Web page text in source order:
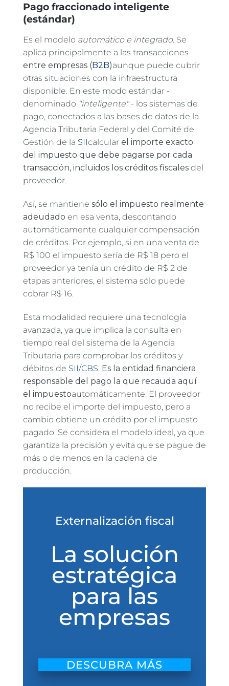
Pago fraccionado inteligente
(estándar)
Es el modelo automático e integrado. Se
aplica principalmente a las transacciones
entre empresas (B2B)aunque puede cubrir
otras situaciones con la infraestructura
disponible. En este modo estándar -
denominado "inteligente"- los sistemas de
pago, conectados a las bases de datos de la
Agencia Tributaria Federal y del Comité de
Gestión de la SIIcalcular el importe exacto
del impuesto que debe pagarse por cada
transacción, incluidos los créditos fiscales del
proveedor.
Así, se mantiene sólo el impuesto realmente
adeudado en esa venta, descontando
automáticamente cualquier compensación
de créditos. Por ejemplo, si en una venta de
R$ 100 el impuesto sería de R$ 18 pero el
proveedor ya tenía un crédito de R$ 2 de
etapas anteriores, el sistema sólo puede
cobrar R$ 16.
Esta modalidad requiere una tecnología
avanzada, ya que implica la consulta en
tiempo real del sistema de la Agencia
Tributaria para comprobar los créditos y
débitos de SII/CBS. Es la entidad financiera
responsable del pago la que recauda aquí
el impuestoautomáticamente. El proveedor
no recibe el importe del impuesto, pero a
cambio obtiene un crédito por el impuesto
pagado. Se considera el modelo ideal, ya que
garantiza la precisión y evita que se pague de
más o de menos en la cadena de
producción.
Externalización fiscal
La solución
estratégica
para las
empresas
DESCUBRA MÁS